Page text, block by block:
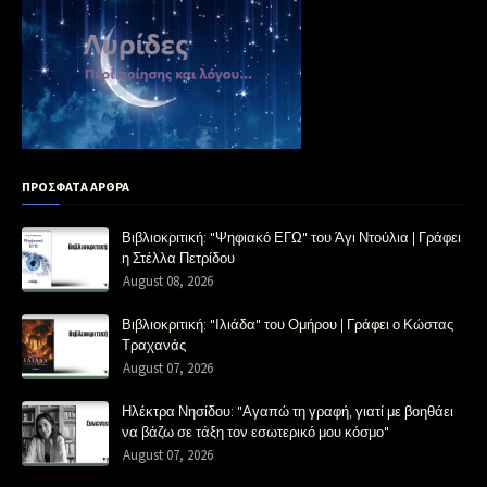
ΠΡΟΣΦΑΤΑ ΑΡΘΡΑ
Βιβλιοκριτική: "Ψηφιακό ΕΓΩ" του Άγι Ντούλια | Γράφει
η Στέλλα Πετρίδου
August 08, 2026
Βιβλιοκριτική: "Ιλιάδα" του Ομήρου | Γράφει ο Κώστας
Τραχανάς
August 07, 2026
Ηλέκτρα Νησίδου: "Αγαπώ τη γραφή, γιατί με βοηθάει
να βάζω σε τάξη τον εσωτερικό μου κόσμο"
August 07, 2026